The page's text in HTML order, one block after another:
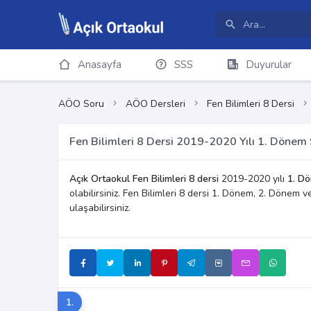
Anasayfa SSS Duyurular
AÖO Soru AÖO Dersleri Fen Bilimleri 8 Dersi
Fen Bilimleri 8 Dersi 2019-2020 Yılı 1. Dönem
Açık Ortaokul Fen Bilimleri 8 dersi 2019-2020 yılı 1.
olabilirsiniz. Fen Bilimleri 8 dersi 1. Dönem, 2. Dönem
ulaşabilirsiniz.
1.